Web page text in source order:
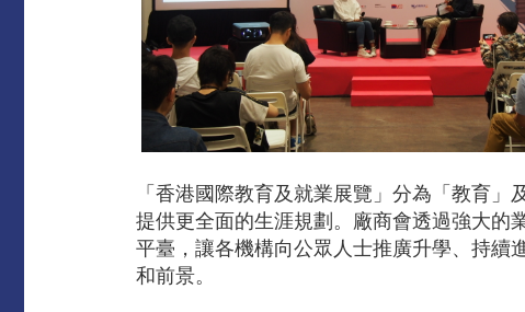
「香港國際教育及就業展覽」分為「教育
提供更全面的生涯規劃。廠商會透過強大的
平臺，讓各機構向公眾人士推廣升學、持續
和前景。